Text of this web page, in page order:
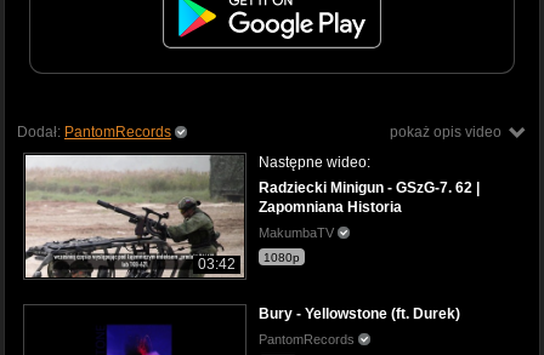
pokaż opis video
Dodał: PantomRecords
03:42
Następne wideo:
Radziecki Minigun - GSzG-7. 62 |
Zapomniana Historia
MakumbaTV
1080p
Bury - Yellowstone (ft. Durek)
PantomRecords